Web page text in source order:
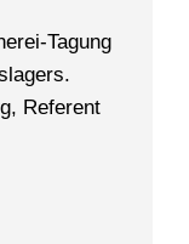
Tagung
Referent